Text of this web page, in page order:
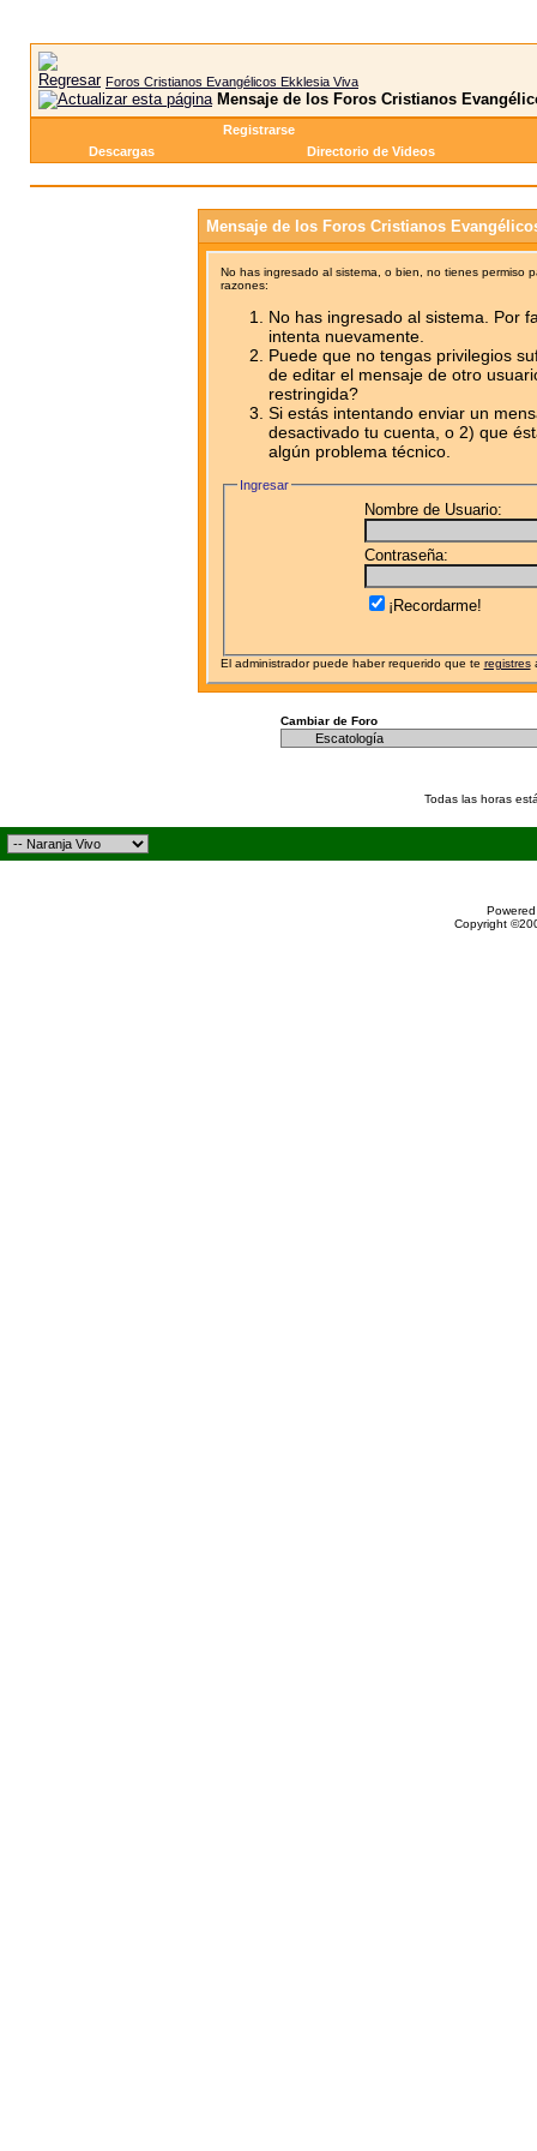
Foros Cristianos Evangélicos Ekklesia Viva
Mensaje de los Foros Cristianos
Registrarse
Descargas
Directorio de Videos
Mensaje de los Foros Cristianos
No has ingresado al sistema, o bien, no tienes permiso
razones:
No has ingresado al sistema. Por
intenta nuevamente.
Puede que no tengas privilegios
de editar el mensaje de otro
restringida?
Si estás intentando enviar un
desactivado tu cuenta, o 2) que
algún problema técnico.
Ingresar
Nombre de Usuario:
Contraseña:
¡Recordarme!
El administrador puede haber requerido que te registres
Cambiar de Foro
Todas las horas
Copyright